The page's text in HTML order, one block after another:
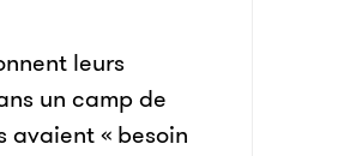
leurs
un camp de
avaient « besoin